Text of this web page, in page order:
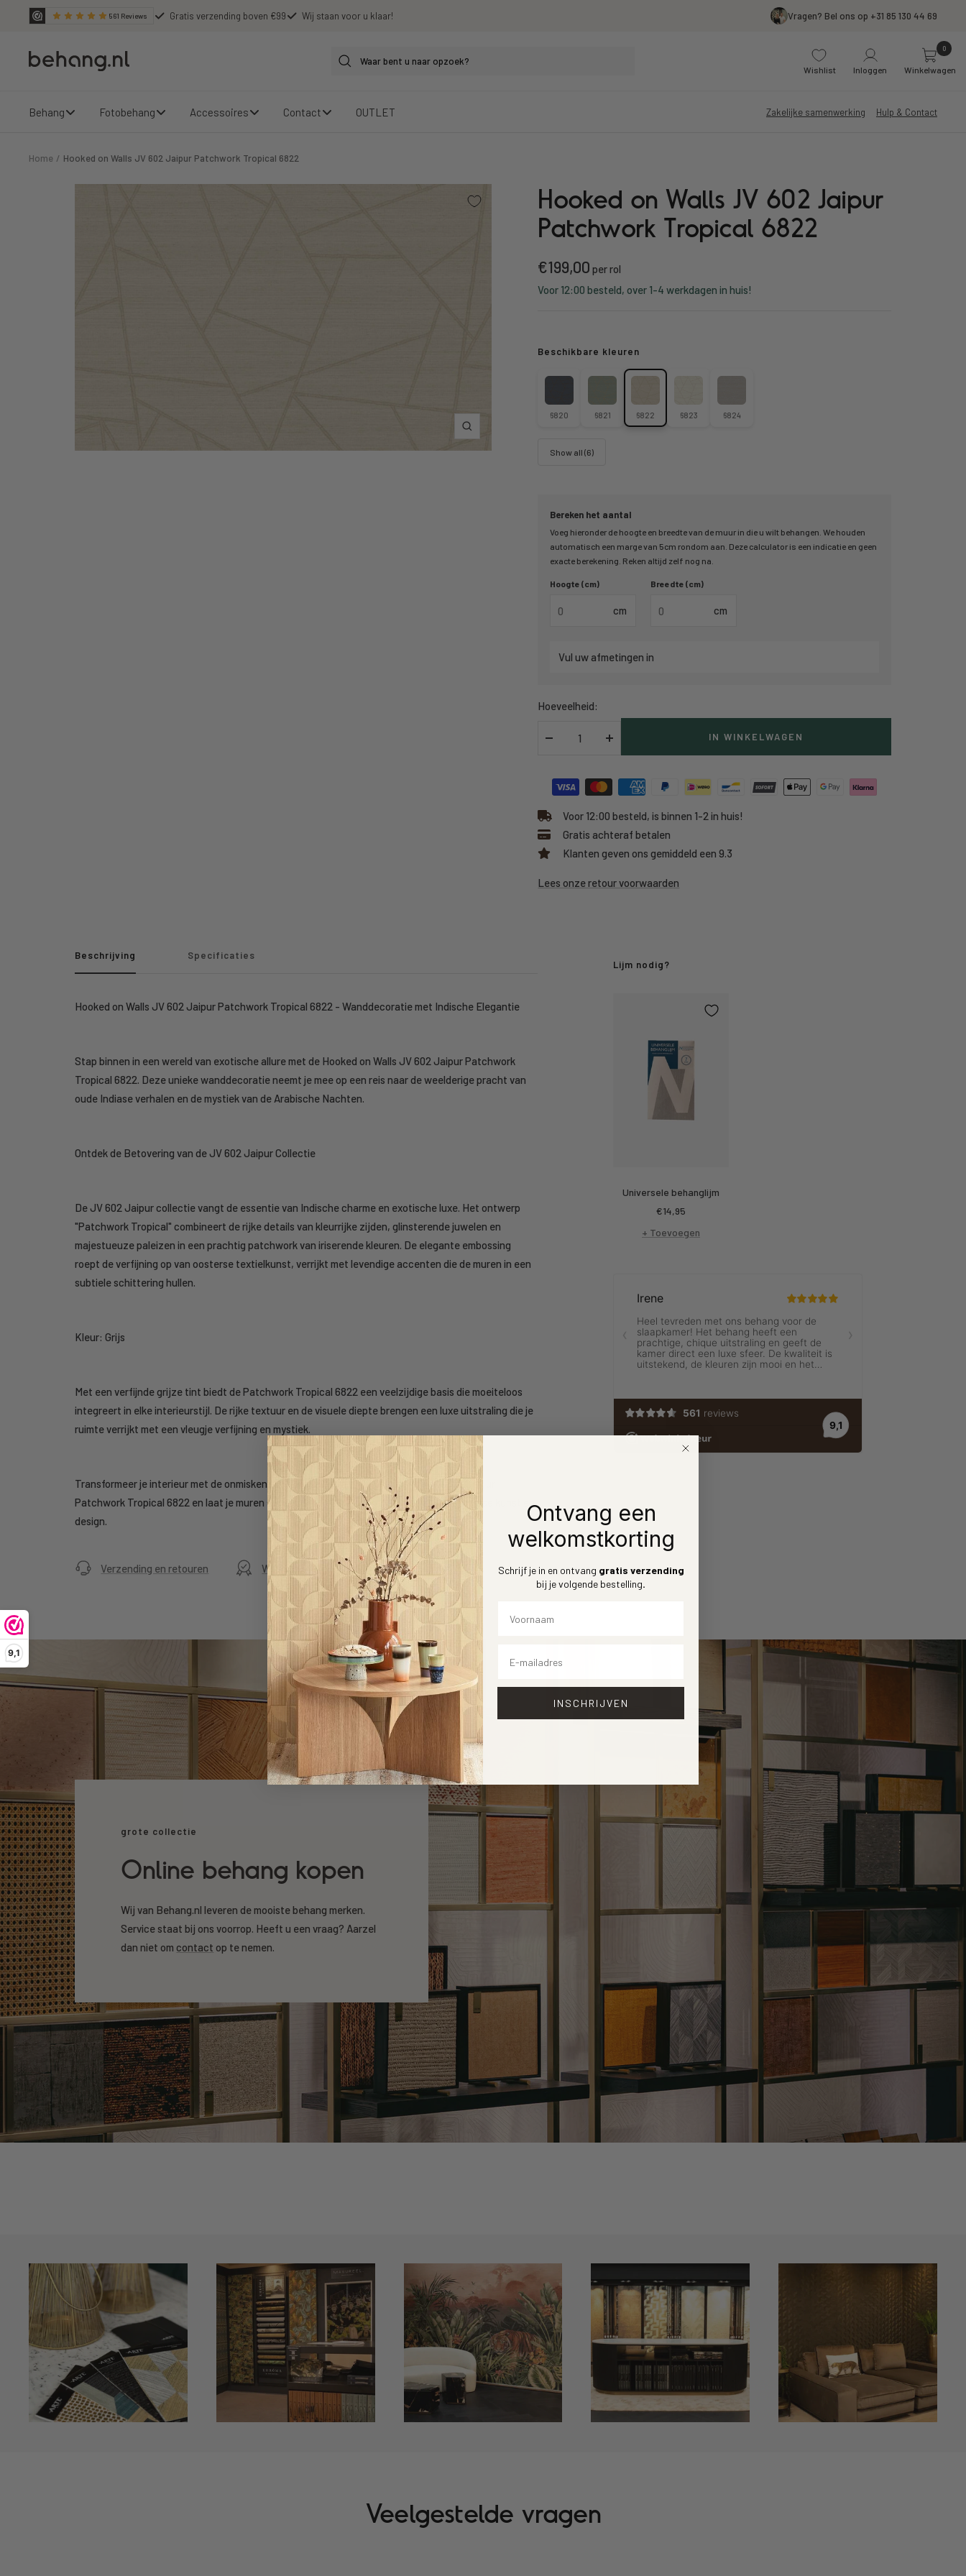
9,1
561 Reviews Gratis verzending boven €99 Wij staan voor u klaar! Vragen? Bel ons op +31 85 130 44 69
Behang.nl
Wishlist Inloggen Winkelwagen
0
Behang Fotobehang Accessoires Contact OUTLET Zakelijke samenwerking Hulp & Contact
Home Hooked on Walls JV 602 Jaipur Patchwork Tropical 6822
Inzoomen
Hooked on Walls JV 602 Jaipur
Patchwork Tropical 6822
Kortings
prijs
€199,00 per rol
Voor 12:00 besteld, over 1-4 werkdagen in huis!
Bereken het aantal
Voeg hieronder de hoogte en breedte van de muur in die u wilt behangen. We houden
automatisch een marge van 5cm rondom aan. Deze calculator is een indicatie en geen
exacte berekening. Reken altijd zelf nog na.
Hoogte (cm)
cm
Breedte (cm)
cm
Vul uw afmetingen in
Beschikbare kleuren
6820 6821 6822 6823 6824
Show all (6)
Hoeveelheid:
Verlaag
IN WINKELWAGEN
Voor 12:00 besteld, is binnen 1-2 in huis!
Gratis achteraf betalen
Klanten geven ons gemiddeld een 9.3
Lees onze retour voorwaarden
Beschrijving Specificaties
Hooked on Walls JV 602 Jaipur Patchwork Tropical 6822 - Wanddecoratie met Indische Elegantie
Stap binnen in een wereld van exotische allure met de Hooked on Walls JV 602 Jaipur Patchwork
Tropical 6822. Deze unieke wanddecoratie neemt je mee op een reis naar de weelderige pracht van
oude Indiase verhalen en de mystiek van de Arabische Nachten.
Ontdek de Betovering van de JV 602 Jaipur Collectie
De JV 602 Jaipur collectie vangt de essentie van Indische charme en exotische luxe. Het ontwerp
"Patchwork Tropical" combineert de rijke details van kleurrijke zijden, glinsterende juwelen en
majestueuze paleizen in een prachtig patchwork van iriserende kleuren. De elegante embossing
roept de verfijning op van oosterse textielkunst, verrijkt met levendige accenten die de muren in een
subtiele schittering hullen.
Kleur: Grijs
Met een verfijnde grijze tint biedt de Patchwork Tropical 6822 een veelzijdige basis die moeiteloos
integreert in elke interieurstijl. De rijke textuur en de visuele diepte brengen een luxe uitstraling die je
ruimte verrijkt met een vleugje verfijning en mystiek.
Transformeer je interieur met de onmiskenbare elegantie van Hooked on Walls JV 602 Jaipur
Patchwork Tropical 6822 en laat je muren spreken met de betoverende pracht van oosterse kunst en
design.
Verzending en retouren Webwinkelkeur
Lijm nodig?
Universele behanglijm
Kortings
€14,95
+ Toevoegen
grote collectie
Online behang kopen
Wij van Behang.nl leveren de mooiste behang merken.
Service staat bij ons voorrop. Heeft u een vraag? Aarzel
dan niet omcontact op te nemen.
Veelgestelde vragen
Ontvang een
welkomstkorting
Schrijf je in en ontvang gratis verzending
bij je volgende bestelling.
INSCHRIJVEN